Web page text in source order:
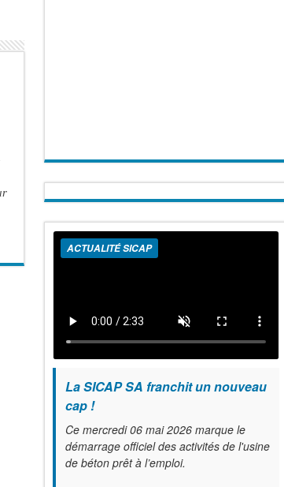
ACTUALITÉ SICAP
La SICAP SA franchit un nouveau
cap !
Ce mercredi 06 mai 2026 marque le
démarrage officiel des activités de l'usine
de béton prêt à l’emploi.